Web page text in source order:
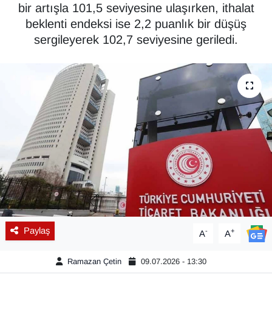
bir artışla 101,5 seviyesine ulaşırken, ithalat
beklenti endeksi ise 2,2 puanlık bir düşüş
sergileyerek 102,7 seviyesine geriledi.
Paylaş A- A+
Ramazan Çetin 09.07.2026 - 13:30
Deprem
Dernekler, Odalar
Diğer
DÜNYA
EĞİTİM
EKONOMİ
Eleman
Emlak
En çok konuşulanlar
Son Dakika Haberleri
Haber Arşivi